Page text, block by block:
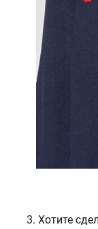
3. Хотите